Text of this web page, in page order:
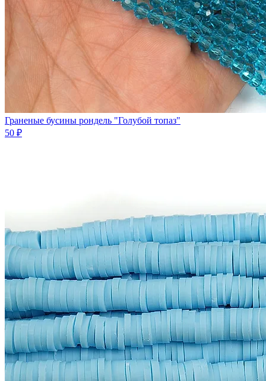
Граненые бусины рондель "Голубой топаз"
50 ₽